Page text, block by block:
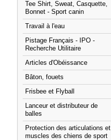
Tee Shirt, Sweat, Casquette,
Bonnet - Sport canin
Travail à l'eau
Pistage Français - IPO -
Recherche Utilitaire
Articles d'Obéissance
Bâton, fouets
Frisbee et Flyball
Lanceur et distributeur de
balles
Protection des articulations et
muscles des chiens de sport